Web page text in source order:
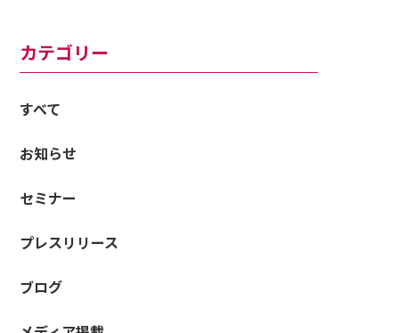
カテゴリー
すべて
お知らせ
セミナー
プレスリリース
ブログ